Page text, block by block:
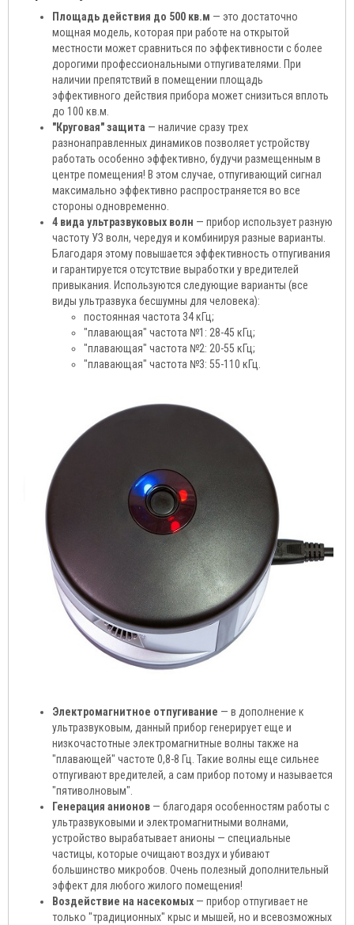
Площадь действия до 500 кв.м — это достаточно
мощная модель, которая при работе на открытой
местности может сравниться по эффективности с более
дорогими профессиональными отпугивателями. При
наличии препятствий в помещении площадь
эффективного действия прибора может снизиться вплоть
до 100 кв.м.
"Круговая" защита — наличие сразу трех
разнонаправленных динамиков позволяет устройству
работать особенно эффективно, будучи размещенным в
центре помещения! В этом случае, отпугивающий сигнал
максимально эффективно распространяется во все
стороны одновременно.
4 вида ультразвуковых волн — прибор использует разную
частоту УЗ волн, чередуя и комбинируя разные варианты.
Благодаря этому повышается эффективность отпугивания
и гарантируется отсутствие выработки у вредителей
привыкания. Используются следующие варианты (все
виды ультразвука бесшумны для человека):
постоянная частота 34 кГц;
"плавающая" частота №1: 28-45 кГц;
"плавающая" частота №2: 20-55 кГц;
"плавающая" частота №3: 55-110 кГц.
Электромагнитное отпугивание — в дополнение к
ультразвуковым, данный прибор генерирует еще и
низкочастотные электромагнитные волны также на
"плавающей" частоте 0,8-8 Гц. Такие волны еще сильнее
отпугивают вредителей, а сам прибор потому и называется
"пятиволновым".
Генерация анионов — благодаря особенностям работы с
ультразвуковыми и электромагнитными волнами,
устройство вырабатывает анионы — специальные
частицы, которые очищают воздух и убивают
большинство микробов. Очень полезный дополнительный
эффект для любого жилого помещения!
Воздействие на насекомых — прибор отпугивает не
только "традиционных" крыс и мышей, но и всевозможных